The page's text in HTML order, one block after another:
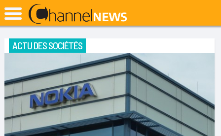
ACTU DES SOCIÉTÉS